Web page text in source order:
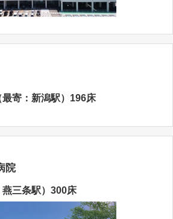
寄：新潟駅）196床
院
三条駅）300床